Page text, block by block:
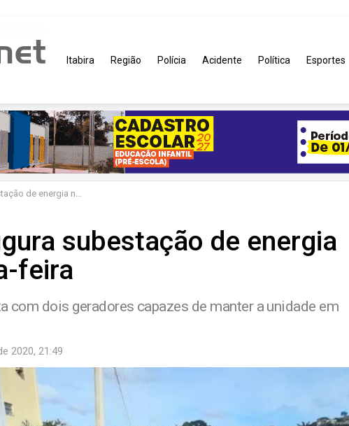
Itabira Região Polícia Acidente Política Esportes
energia nesta terça-feira
subestação de energia
feira
com dois geradores capazes de manter a unidade em
2020, 21:49